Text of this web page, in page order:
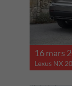
16 mars
Lexus NX